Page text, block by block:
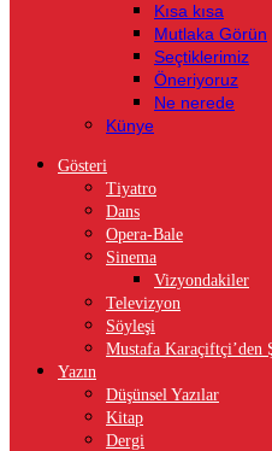
Kısa kısa
Mutlaka Görün
Seçtiklerimiz
Öneriyoruz
Ne nerede
Künye
Gösteri
Tiyatro
Dans
Opera-Bale
Sinema
Vizyondakiler
Televizyon
Söyleşi
Mustafa Karaçiftçi’den
Yazın
Düşünsel Yazılar
Kitap
Dergi